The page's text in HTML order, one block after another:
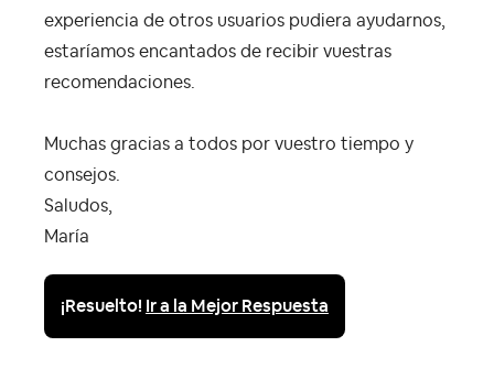
experiencia de otros usuarios pudiera ayudarnos,
estaríamos encantados de recibir vuestras
recomendaciones.
Muchas gracias a todos por vuestro tiempo y
consejos.
Saludos,
María
¡Resuelto! Ir a la Mejor Respuesta